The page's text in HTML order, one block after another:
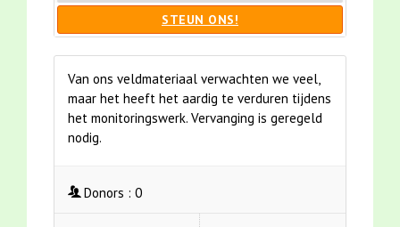
STEUN ONS!
Van ons veldmateriaal verwachten we veel,
maar het heeft het aardig te verduren tijdens
het monitoringswerk. Vervanging is geregeld
nodig.
Donors : 0